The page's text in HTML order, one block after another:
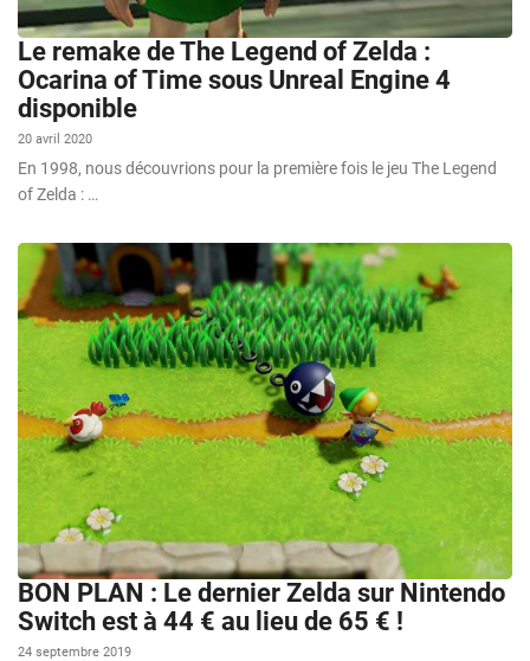
Le remake de The Legend of Zelda :
Ocarina of Time sous Unreal Engine 4
disponible
20 avril 2020
En 1998, nous découvrions pour la première fois le jeu The Legend
of Zelda : …
BON PLAN : Le dernier Zelda sur Nintendo
Switch est à 44 € au lieu de 65 € !
24 septembre 2019